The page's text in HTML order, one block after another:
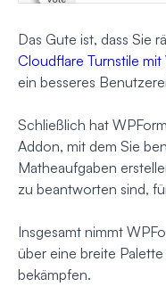
Das Gute ist, dass Sie
Cloudflare Turnstile mit
ein besseres
Schließlich hat
Addon, mit dem Sie
Matheaufgaben
zu beantworten sind,
Insgesamt nimmt
über eine breite
bekämpfen.